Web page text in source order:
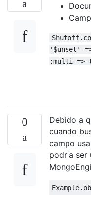
'$unset'
:multi =>
0
Debido a
cuando
campo
podría ser
Example.